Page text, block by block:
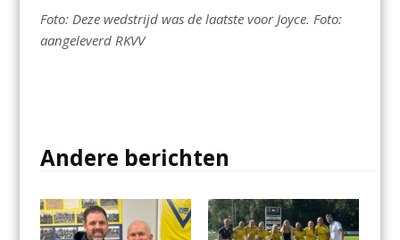
Foto: Deze wedstrijd was de laatste voor Joyce. Foto:
aangeleverd RKVV
Andere berichten